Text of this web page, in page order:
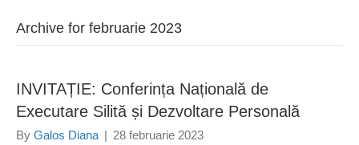
Archive for februarie 2023
INVITAȚIE: Conferința Națională de
Executare Silită și Dezvoltare Personală
By Galos Diana | 28 februarie 2023